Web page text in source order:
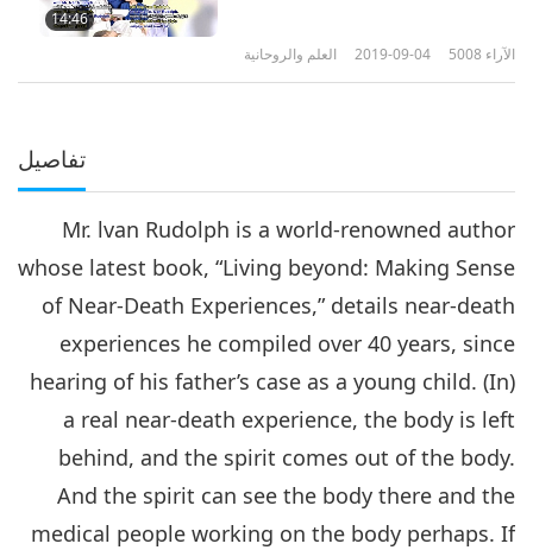
14:46
العلم والروحانية 2019-09-04 5008 الآراء
تفاصيل
Mr. lvan Rudolph is a world-renowned author
whose latest book, “Living beyond: Making Sense
of Near-Death Experiences,” details near-death
experiences he compiled over 40 years, since
hearing of his father’s case as a young child. (In)
a real near-death experience, the body is left
behind, and the spirit comes out of the body.
And the spirit can see the body there and the
medical people working on the body perhaps. If